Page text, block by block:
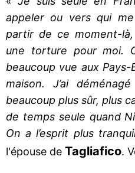
appeler ou vers qui
partir de ce moment-
une torture pour moi.
beaucoup vue aux
maison. J’ai
beaucoup plus sûr, plus
de temps seule quand
On a l’esprit plus
l'épouse de Tagliafico.